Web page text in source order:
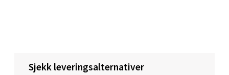
Sjekk leveringsalternativer
Torget 1, 6413 Molde